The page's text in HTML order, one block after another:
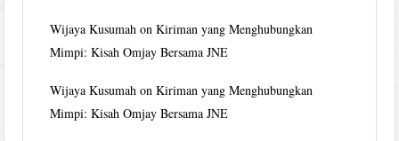
Wijaya Kusumah onKiriman yang Menghubungkan
Mimpi: Kisah Omjay Bersama JNE
Wijaya Kusumah onKiriman yang Menghubungkan
Mimpi: Kisah Omjay Bersama JNE